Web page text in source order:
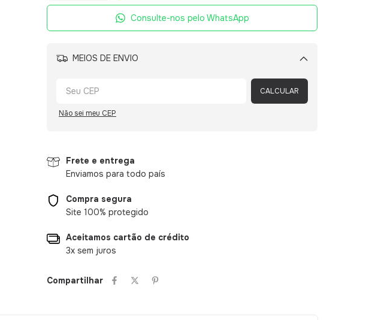
Consulte-nos pelo WhatsApp
MEIOS DE ENVIO
Alterar CEP
CALCULAR
Não sei meu CEP
Frete e entrega
Enviamos para todo país
Compra segura
Site 100% protegido
Aceitamos cartão de crédito
3x sem juros
Compartilhar